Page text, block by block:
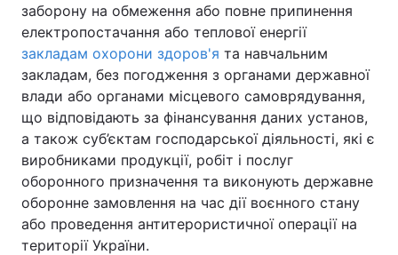
заборону на обмеження або повне припинення
електропостачання або теплової енергії
закладам охорони здоров'я та навчальним
закладам, без погодження з органами державної
влади або органами місцевого самоврядування,
що відповідають за фінансування даних установ,
а також суб’єктам господарської діяльності, які є
виробниками продукції, робіт і послуг
оборонного призначення та виконують державне
оборонне замовлення на час дії воєнного стану
або проведення антитерористичної операції на
території України.